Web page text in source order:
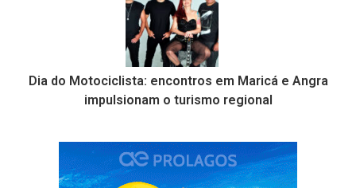
Dia do Motociclista: encontros em Maricá e Angra
impulsionam o turismo regional